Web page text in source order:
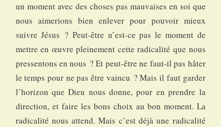
un moment avec des choses pas mauvaises en soi que
nous aimerions bien enlever pour pouvoir mieux
suivre Jésus ? Peut-être n’est-ce pas le moment de
mettre en œuvre pleinement cette radicalité que nous
pressentons en nous ? Et peut-être ne faut-il pas hâter
le temps pour ne pas être vaincu ? Mais il faut garder
l’horizon que Dieu nous donne, pour en prendre la
direction, et faire les bons choix au bon moment. La
radicalité nous attend. Mais c’est déjà une radicalité